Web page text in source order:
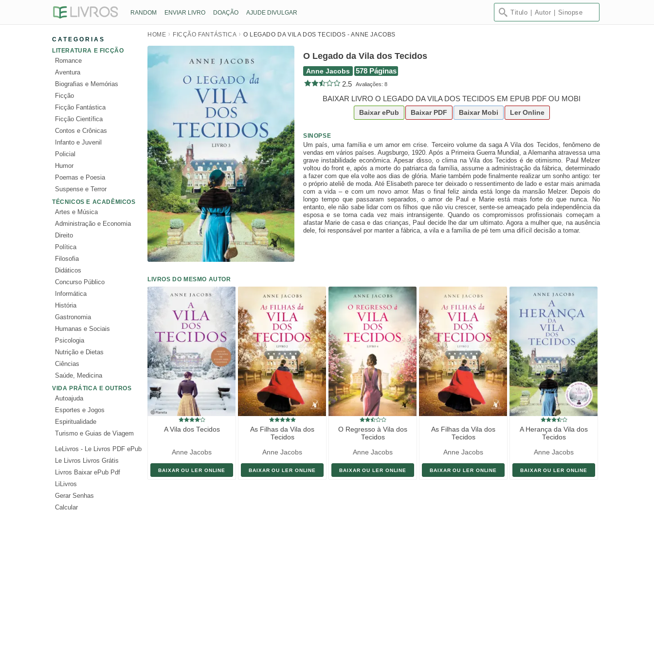
RANDOM ENVIAR LIVRO DOAÇÃO AJUDE DIVULGAR
CATEGORIAS
LITERATURA E FICÇÃO
Romance
Aventura
Biografias e Memórias
Ficção
Ficção Fantástica
Ficção Científica
Contos e Crônicas
Infanto e Juvenil
Policial
Humor
Poemas e Poesia
Suspense e Terror
TÉCNICOS E ACADÊMICOS
Artes e Música
Administração e Economia
Direito
Política
Filosofia
Didáticos
Concurso Público
Informática
História
Gastronomia
Humanas e Sociais
Psicologia
Nutrição e Dietas
Ciências
Saúde, Medicina
VIDA PRÁTICA E OUTROS
Autoajuda
Esportes e Jogos
Espiritualidade
Turismo e Guias de Viagem
LeLivros - Le Livros PDF ePub
Le Livros Livros Grátis
Livros Baixar ePub Pdf
LiLivros
Gerar Senhas
Calcular
HOME FICÇÃO FANTÁSTICA O LEGADO DA VILA DOS TECIDOS - ANNE JACOBS
O Legado da Vila dos Tecidos
Anne Jacobs
578 Páginas
2.5
Avaliações: 8
BAIXAR LIVRO O LEGADO DA VILA DOS TECIDOS EM EPUB PDF OU MOBI
Baixar ePub Baixar PDF Baixar Mobi Ler Online
SINOPSE
Um país, uma família e um amor em crise. Terceiro volume da saga A Vila dos Tecidos, fenômeno de
vendas em vários países. Augsburgo, 1920. Após a Primeira Guerra Mundial, a Alemanha atravessa uma
grave instabilidade econômica. Apesar disso, o clima na Vila dos Tecidos é de otimismo. Paul Melzer
voltou do front e, após a morte do patriarca da família, assume a administração da fábrica, determinado
a fazer com que ela volte aos dias de glória. Marie também pode finalmente realizar um sonho antigo: ter
o próprio ateliê de moda. Até Elisabeth parece ter deixado o ressentimento de lado e estar mais animada
com a vida – e com um novo amor. Mas o final feliz ainda está longe da mansão Melzer. Depois do
longo tempo que passaram separados, o amor de Paul e Marie está mais forte do que nunca. No
entanto, ele não sabe lidar com os filhos que não viu crescer, sente-se ameaçado pela independência da
esposa e se torna cada vez mais intransigente. Quando os compromissos profissionais começam a
afastar Marie de casa e das crianças, Paul decide lhe dar um ultimato. Agora a mulher que, na ausência
dele, foi responsável por manter a fábrica, a vila e a família de pé tem uma difícil decisão a tomar.
LIVROS DO MESMO AUTOR
A Vila dos Tecidos
Anne Jacobs
BAIXAR OU LER ONLINE
As Filhas da Vila dos
Tecidos
Anne Jacobs
BAIXAR OU LER ONLINE
O Regresso à Vila dos
Tecidos
Anne Jacobs
BAIXAR OU LER ONLINE
As Filhas da Vila dos
Tecidos
Anne Jacobs
BAIXAR OU LER ONLINE
A Herança da Vila dos
Tecidos
Anne Jacobs
BAIXAR OU LER ONLINE